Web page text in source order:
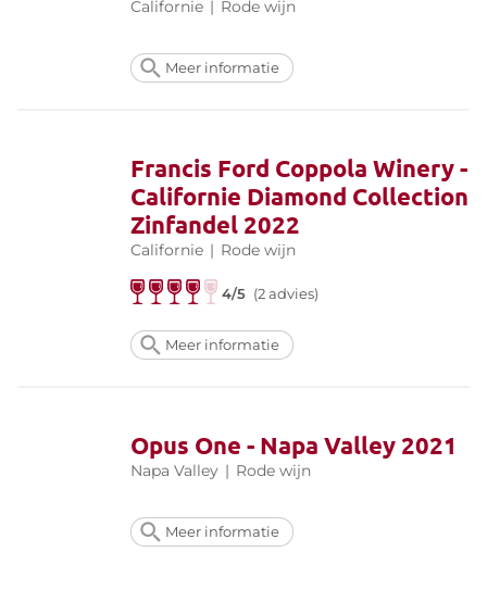
Californie | Rode wijn
Meer informatie
Francis Ford Coppola Winery -
Californie Diamond Collection
Zinfandel 2022
Californie | Rode wijn
4/5 (2 advies)
Meer informatie
Opus One - Napa Valley 2021
Napa Valley | Rode wijn
Meer informatie